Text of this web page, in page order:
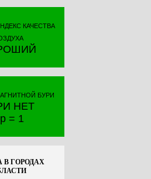
КАЧЕСТВА
БУРИ
НЕТ
= 1
В ГОРОДАХ